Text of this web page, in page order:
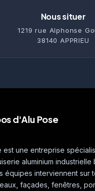
Nous situer
1219 rue Alphonse
38140 APPRIEU
d'Alu Pose
est une entreprise
aluminium industrielle
équipes interviennent sur
façades, fenêtres,